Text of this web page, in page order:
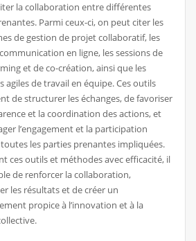
la collaboration entre différentes
Parmi ceux-ci, on peut citer les
de gestion de projet collaboratif, les
en ligne, les sessions de
et de co-création, ainsi que les
agiles de travail en équipe. Ces outils
de structurer les échanges, de favoriser
et la coordination des actions, et
l’engagement et la participation
les parties prenantes impliquées.
ces outils et méthodes avec efficacité, il
de renforcer la collaboration,
les résultats et de créer un
propice à l’innovation et à la